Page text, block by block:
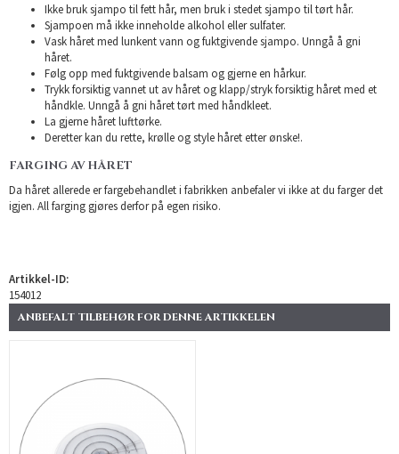
Ikke bruk sjampo til fett hår, men bruk i stedet sjampo til tørt hår.
Sjampoen må ikke inneholde alkohol eller sulfater.
Vask håret med lunkent vann og fuktgivende sjampo. Unngå å gni
håret.
Følg opp med fuktgivende balsam og gjerne en hårkur.
Trykk forsiktig vannet ut av håret og klapp/stryk forsiktig håret med et
håndkle. Unngå å gni håret tørt med håndkleet.
La gjerne håret lufttørke.
Deretter kan du rette, krølle og style håret etter ønske!.
FARGING AV HÅRET
Da håret allerede er fargebehandlet i fabrikken anbefaler vi ikke at du farger det
igjen. All farging gjøres derfor på egen risiko.
Artikkel-ID:
154012
ANBEFALT TILBEHØR FOR DENNE ARTIKKELEN